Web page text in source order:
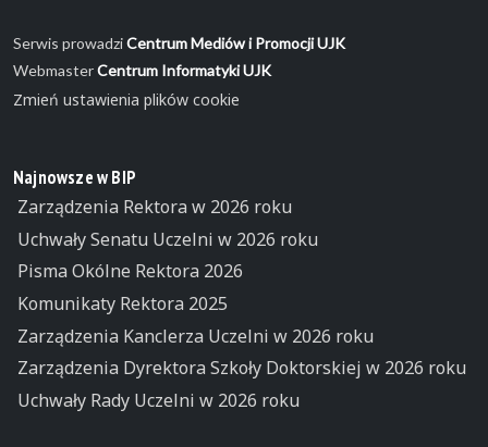
Serwis prowadziCentrum Mediów i Promocji UJK
WebmasterCentrum Informatyki UJK
Zmień ustawienia plików cookie
Najnowsze w BIP
Zarządzenia Rektora w 2026 roku
Uchwały Senatu Uczelni w 2026 roku
Pisma Okólne Rektora 2026
Komunikaty Rektora 2025
Zarządzenia Kanclerza Uczelni w 2026 roku
Zarządzenia Dyrektora Szkoły Doktorskiej w 2026 roku
Uchwały Rady Uczelni w 2026 roku